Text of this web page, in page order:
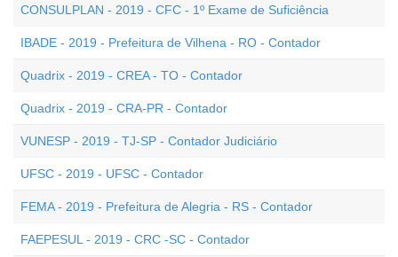
CONSULPLAN - 2019 - CFC - 1º Exame de Suficiência
IBADE - 2019 - Prefeitura de Vilhena - RO - Contador
Quadrix - 2019 - CREA - TO - Contador
Quadrix - 2019 - CRA-PR - Contador
VUNESP - 2019 - TJ-SP - Contador Judiciário
UFSC - 2019 - UFSC - Contador
FEMA - 2019 - Prefeitura de Alegria - RS - Contador
FAEPESUL - 2019 - CRC -SC - Contador